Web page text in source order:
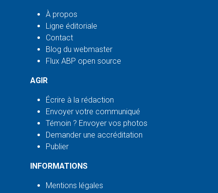
À propos
Ligne éditoriale
Contact
Blog du webmaster
Flux ABP open source
AGIR
Écrire à la rédaction
Envoyer votre communiqué
Témoin ? Envoyer vos photos
Demander une accréditation
Publier
INFORMATIONS
Mentions légales